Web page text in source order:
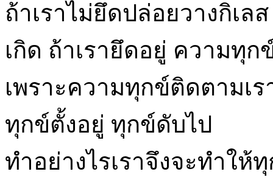
ถ้าเราไม่ยึดปล่อยวางกิเล
เกิด ถ้าเรายึดอยู่ ความทุก
เพราะความทุกข์ติดตามเ
ทุกข์ตั้งอยู่ ทุกข์ดับไป
ทำอย่างไรเราจึงจะทำใ